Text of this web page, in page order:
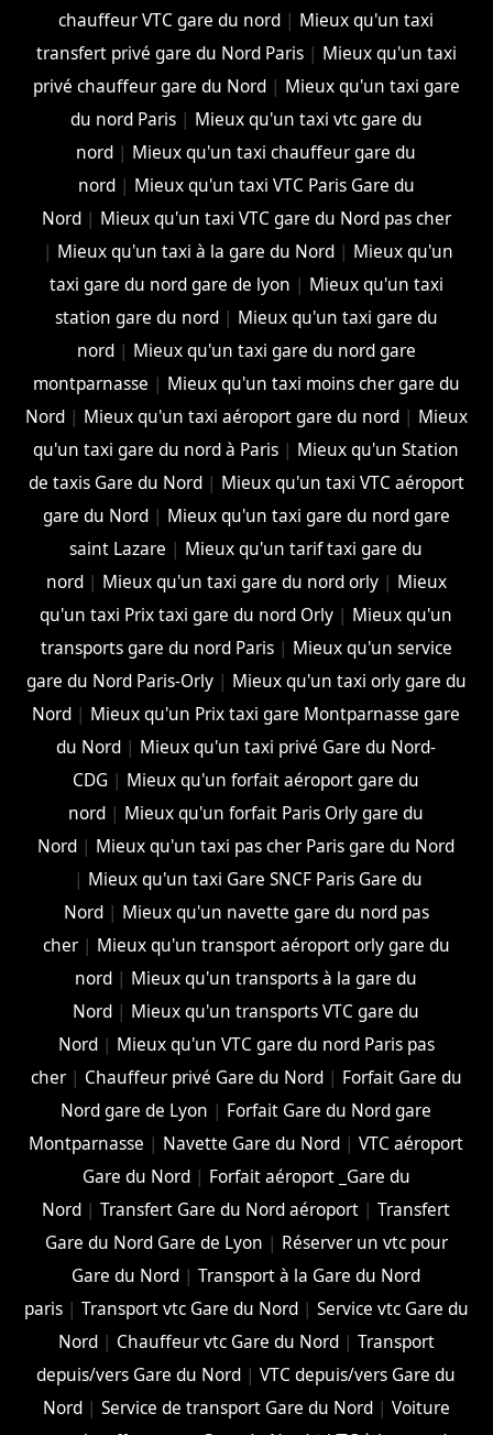
chauffeur VTC gare du nord | Mieux qu'un taxi
transfert privé gare du Nord Paris| Mieux qu'un taxi
privé chauffeur gare du Nord| Mieux qu'un taxi gare
du nord Paris| Mieux qu'un taxi vtc gare du
nord | Mieux qu'un taxi chauffeur gare du
nord| Mieux qu'un taxi VTC Paris Gare du
Nord| Mieux qu'un taxi VTC gare du Nord pas cher
| Mieux qu'un taxi à la gare du Nord | Mieux qu'un
taxi gare du nord gare de lyon | Mieux qu'un taxi
station gare du nord| Mieux qu'un taxi gare du
nord| Mieux qu'un taxi gare du nord gare
montparnasse | Mieux qu'un taxi moins cher gare du
Nord| Mieux qu'un taxi aéroport gare du nord| Mieux
qu'un taxi gare du nord à Paris | Mieux qu'un Station
de taxis Gare du Nord| Mieux qu'un taxi VTC aéroport
gare du Nord| Mieux qu'un taxi gare du nord gare
saint Lazare | Mieux qu'un tarif taxi gare du
nord| Mieux qu'un taxi gare du nord orly| Mieux
qu'un taxi Prix taxi gare du nord Orly | Mieux qu'un
transports gare du nord Paris| Mieux qu'un service
gare du Nord Paris-Orly| Mieux qu'un taxi orly gare du
Nord | Mieux qu'un Prix taxi gare Montparnasse gare
du Nord | Mieux qu'un taxi privé Gare du Nord-
CDG | Mieux qu'un forfait aéroport gare du
nord | Mieux qu'un forfait Paris Orly gare du
Nord | Mieux qu'un taxi pas cher Paris gare du Nord
| Mieux qu'un taxi Gare SNCF Paris Gare du
Nord| Mieux qu'un navette gare du nord pas
cher| Mieux qu'un transport aéroport orly gare du
nord | Mieux qu'un transports à la gare du
Nord | Mieux qu'un transports VTC gare du
Nord| Mieux qu'un VTC gare du nord Paris pas
cher| Chauffeur privé Gare du Nord| Forfait Gare du
Nord gare de Lyon | Forfait Gare du Nord gare
Montparnasse | Navette Gare du Nord |VTC aéroport
Gare du Nord| Forfait aéroport _Gare du
Nord |Transfert Gare du Nord aéroport |Transfert
Gare du Nord Gare de Lyon | Réserver un vtc pour
Gare du Nord |Transport à la Gare du Nord
paris| Transport vtc Gare du Nord| Service vtc Gare du
Nord| Chauffeur vtc Gare du Nord| Transport
depuis/vers Gare du Nord |VTC depuis/vers Gare du
Nord| Service de transport Gare du Nord| Voiture